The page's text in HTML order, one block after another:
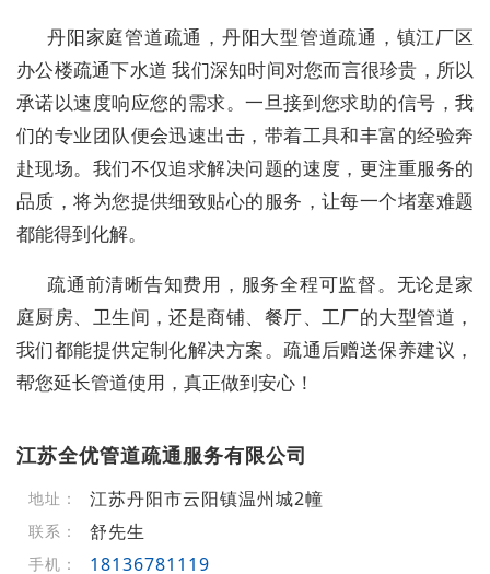
丹阳家庭管道疏通，丹阳大型管道疏通，镇江厂区
办公楼疏通下水道 我们深知时间对您而言很珍贵，所以
承诺以速度响应您的需求。一旦接到您求助的信号，我
们的专业团队便会迅速出击，带着工具和丰富的经验奔
赴现场。我们不仅追求解决问题的速度，更注重服务的
品质，将为您提供细致贴心的服务，让每一个堵塞难题
都能得到化解。
疏通前清晰告知费用，服务全程可监督。无论是家
庭厨房、卫生间，还是商铺、餐厅、工厂的大型管道，
我们都能提供定制化解决方案。疏通后赠送保养建议，
帮您延长管道使用，真正做到安心！
江苏全优管道疏通服务有限公司
地址： 江苏丹阳市云阳镇温州城2幢
联系： 舒先生
手机： 18136781119